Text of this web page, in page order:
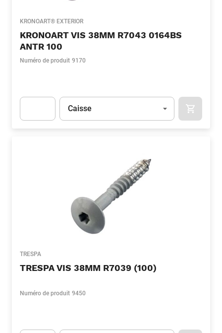
KRONOART® EXTERIOR
KRONOART VIS 38MM R7043 0164BS
ANTR 100
Numéro de produit 9170
Unité
Caisse
TRESPA
TRESPA VIS 38MM R7039 (100)
Numéro de produit 9450